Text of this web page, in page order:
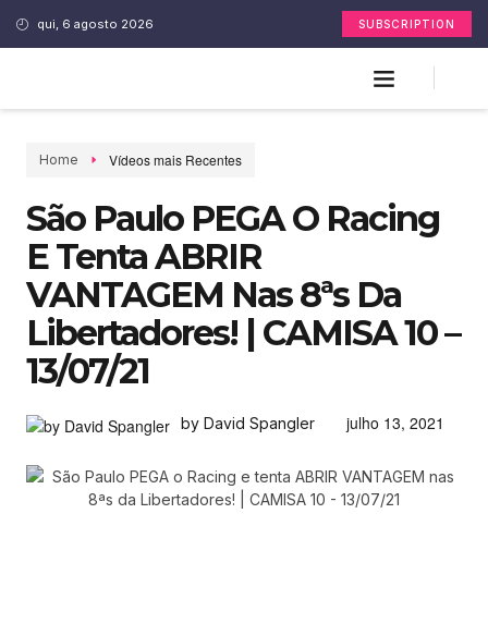
qui, 6 agosto 2026 SUBSCRIPTION
Home Vídeos mais Recentes
São Paulo PEGA O Racing
E Tenta ABRIR
VANTAGEM Nas 8ªs Da
Libertadores! | CAMISA 10 –
13/07/21
by David Spangler julho 13, 2021